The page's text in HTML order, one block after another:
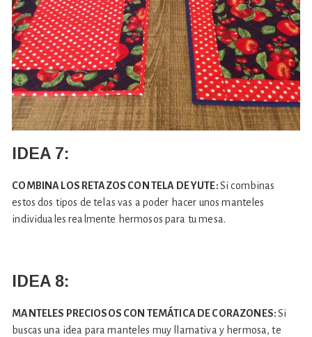
IDEA 7:
COMBINA LOS RETAZOS CON TELA DE YUTE:Si combinas
estos dos tipos de telas vas a poder hacer unos manteles
individuales realmente hermosos para tu mesa.
IDEA 8:
MANTELES PRECIOSOS CON TEMÁTICA DE CORAZONES:Si
buscas una idea para manteles muy llamativa y hermosa, te